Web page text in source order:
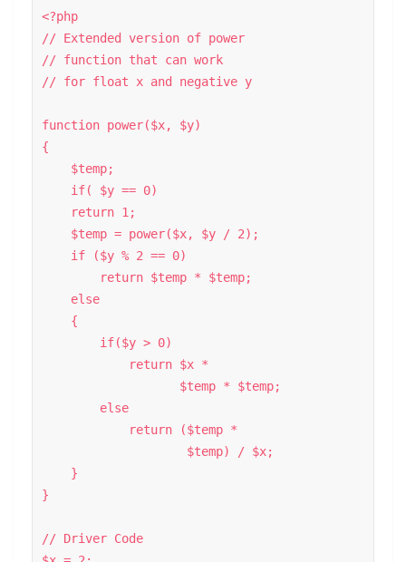
<?php
// Extended version of power
// function that can work
// for float x and negative y
function power($x, $y)
{
    $temp;
    if( $y == 0)
    return 1;
    $temp = power($x, $y / 2);
    if ($y % 2 == 0)
        return $temp * $temp;
    else
    {
        if($y > 0)
            return $x *
                   $temp * $temp;
        else
            return ($temp *
                    $temp) / $x;
    }
}
// Driver Code